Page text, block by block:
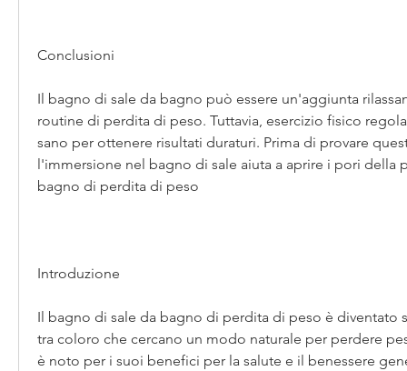
Conclusioni
Il bagno di sale da bagno può essere un'aggiunta
routine di perdita di peso. Tuttavia, esercizio fisico
sano per ottenere risultati duraturi. Prima di provare
l'immersione nel bagno di sale aiuta a aprire i pori della
bagno di perdita di peso
Introduzione
Il bagno di sale da bagno di perdita di peso è diventato
tra coloro che cercano un modo naturale per perdere
è noto per i suoi benefici per la salute e il benessere